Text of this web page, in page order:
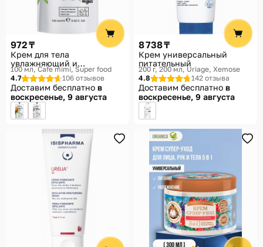
972 ₸
Крем для тела
увлажняющий и
смягчающий
100 мл Cafe mimi, Super food
4.7
106 отзывов
Доставим бесплатно в
воскресенье, 9 августа
8 738 ₸
Крем универсальный
питательный
200 г, 200 мл Uriage, Xemose
4.8
142 отзыва
Доставим бесплатно в
воскресенье, 9 августа